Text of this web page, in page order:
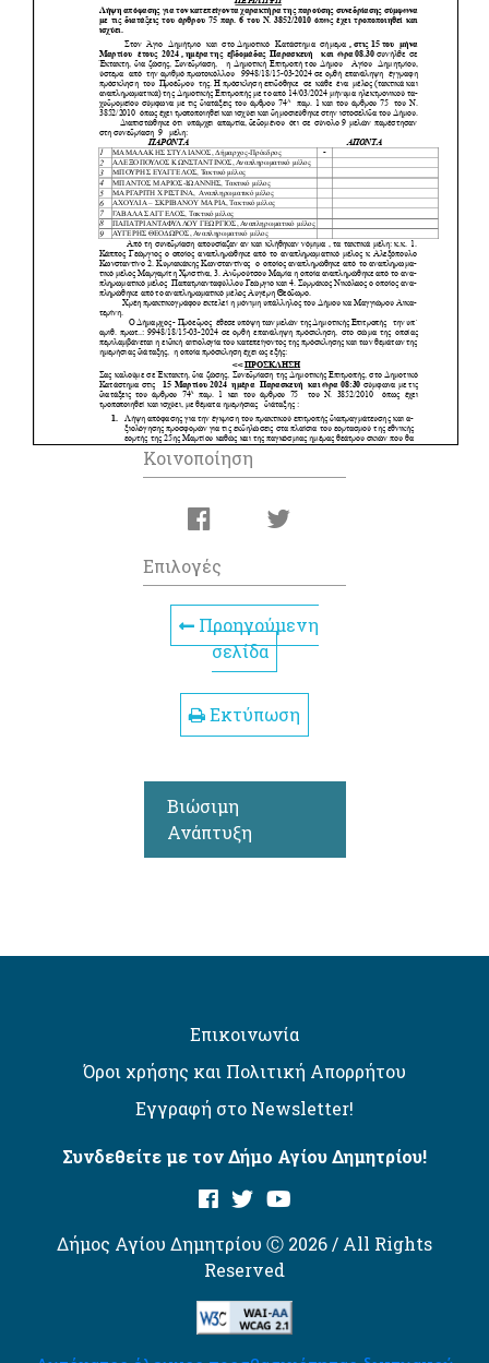
Κοινοποίηση
Επιλογές
Προηγούμενη
σελίδα
Εκτύπωση
Βιώσιμη
Ανάπτυξη
Επικοινωνία
Όροι χρήσης και Πολιτική Απορρήτου
Εγγραφή στο Newsletter!
Συνδεθείτε με τον Δήμο Αγίου Δημητρίου!
Δήμος Αγίου Δημητρίου Ⓒ 2026 / All Rights
Reserved